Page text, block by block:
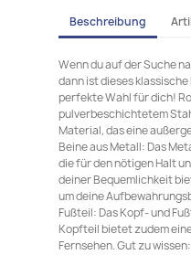
Beschreibung
Wenn du auf der Suche
dann ist dieses
perfekte Wahl für dich!
pulverbeschichtetem
Material, das eine
Beine aus Metall: Das
die für den nötigen Halt
deiner Bequemlichkeit
um deine
Fußteil: Das Kopf- und
Kopfteil bietet zudem
Fernsehen. Gut zu